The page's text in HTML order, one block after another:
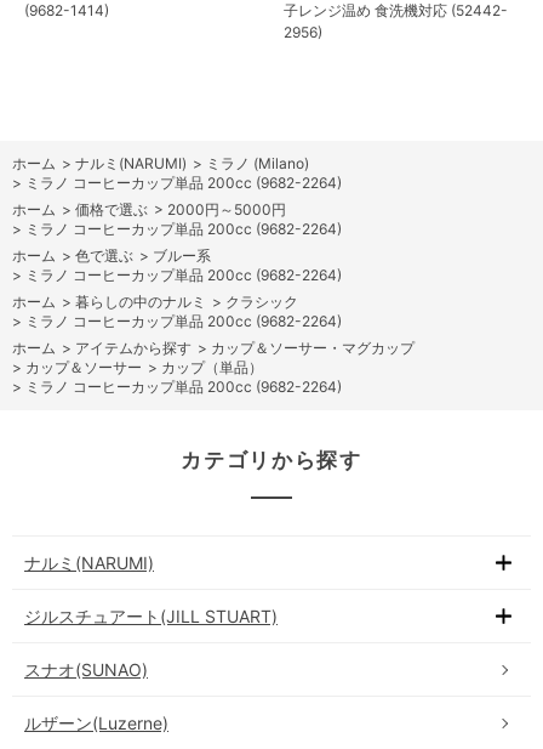
(9682-1414)
子レンジ温め 食洗機対応 (52442-
2956)
ホーム > ナルミ(NARUMI) > ミラノ (Milano)
> ミラノ コーヒーカップ単品 200cc (9682-2264)
ホーム > 価格で選ぶ > 2000円～5000円
> ミラノ コーヒーカップ単品 200cc (9682-2264)
ホーム > 色で選ぶ > ブルー系
> ミラノ コーヒーカップ単品 200cc (9682-2264)
ホーム > 暮らしの中のナルミ > クラシック
> ミラノ コーヒーカップ単品 200cc (9682-2264)
ホーム > アイテムから探す > カップ＆ソーサー・マグカップ
> カップ＆ソーサー > カップ（単品）
> ミラノ コーヒーカップ単品 200cc (9682-2264)
カテゴリから探す
ナルミ(NARUMI)
ジルスチュアート(JILL STUART)
スナオ(SUNAO)
ルザーン(Luzerne)